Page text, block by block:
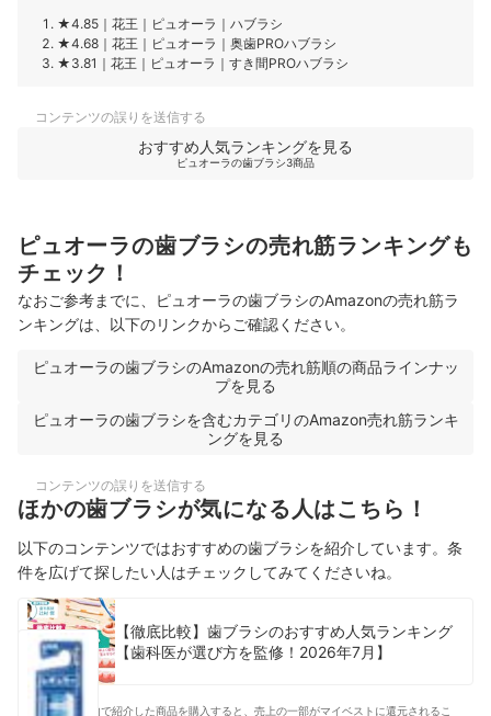
★4.85 ｜ 花王 ｜ ピュオーラ ｜ ハブラシ
★4.68 ｜ 花王 ｜ ピュオーラ ｜ 奥歯PROハブラシ
★3.81 ｜ 花王 ｜ ピュオーラ ｜ すき間PROハブラシ
コンテンツの誤りを送信する
おすすめ人気ランキングを見る
ピュオーラの歯ブラシ3商品
ピュオーラの歯ブラシの売れ筋ランキングも
チェック！
なおご参考までに、ピュオーラの歯ブラシのAmazonの売れ筋ラ
ンキングは、以下のリンクからご確認ください。
ピュオーラの歯ブラシのAmazonの売れ筋順の商品ラインナッ
プを見る
ピュオーラの歯ブラシを含むカテゴリのAmazon売れ筋ランキ
ングを見る
コンテンツの誤りを送信する
ほかの歯ブラシが気になる人はこちら！
以下のコンテンツではおすすめの歯ブラシを紹介しています。条
件を広げて探したい人はチェックしてみてくださいね。
【徹底比較】歯ブラシのおすすめ人気ランキング
【歯科医が選び方を監修！2026年7月】
コンテンツ内で紹介した商品を購入すると、売上の一部がマイベストに還元されるこ